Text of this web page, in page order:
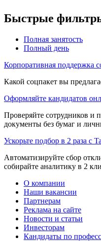
Быстрые
Полная занятость
Полный день
Корпоративная поддержка
Какой соцпакет вы
Оформляйте кандидатов
Проверяйте сотрудников и
документы без бумаг и
Ускорьте подбор в 2 раза с
Автоматизируйте сбор
собирайте аналитику в 2
О компании
Наши вакансии
Партнерам
Реклама на сайте
Новости и статьи
Инвесторам
Кандидаты по